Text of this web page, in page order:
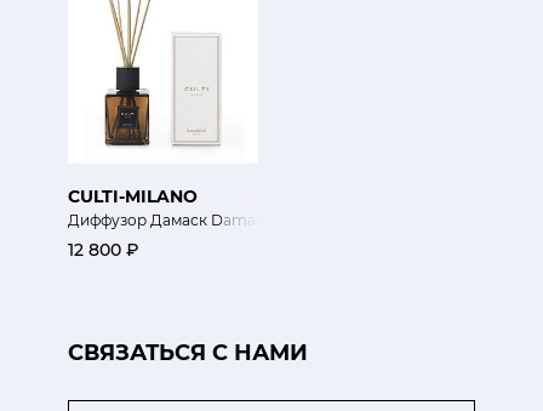
CULTI-MILANO
Диффузор Дамаск Damasque 250мл
12 800 ₽
CВЯЗАТЬСЯ С НАМИ